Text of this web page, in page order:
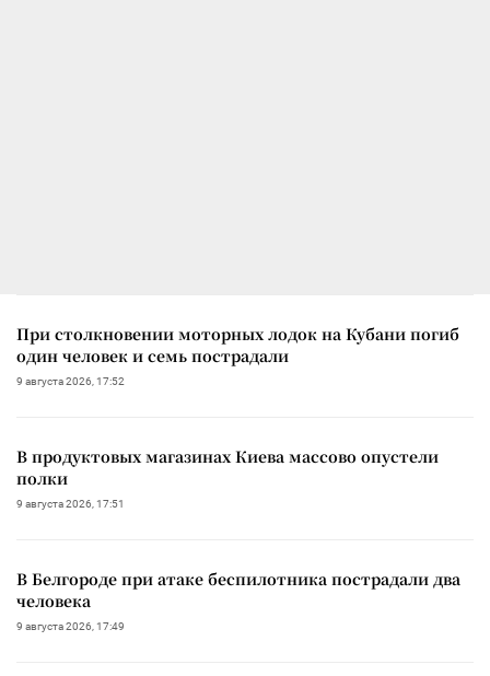
При столкновении моторных лодок на Кубани погиб
один человек и семь пострадали
9 августа 2026, 17:52
В продуктовых магазинах Киева массово опустели
полки
9 августа 2026, 17:51
В Белгороде при атаке беспилотника пострадали два
человека
9 августа 2026, 17:49